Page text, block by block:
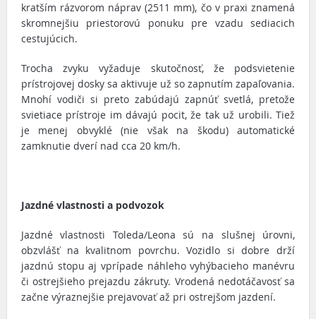
kratším rázvorom náprav (2511 mm), čo v praxi znamená
skromnejšiu priestorovú ponuku pre vzadu sediacich
cestujúcich.
Trocha zvyku vyžaduje skutočnosť, že podsvietenie
prístrojovej dosky sa aktivuje už so zapnutím zapaľovania.
Mnohí vodiči si preto zabúdajú zapnúť svetlá, pretože
svietiace prístroje im dávajú pocit, že tak už urobili. Tiež
je menej obvyklé (nie však na škodu) automatické
zamknutie dverí nad cca 20 km/h.
Jazdné vlastnosti a podvozok
Jazdné vlastnosti Toleda/Leona sú na slušnej úrovni,
obzvlášť na kvalitnom povrchu. Vozidlo si dobre drží
jazdnú stopu aj vprípade náhleho vyhýbacieho manévru
či ostrejšieho prejazdu zákruty. Vrodená nedotáčavosť sa
začne výraznejšie prejavovať až pri ostrejšom jazdení.